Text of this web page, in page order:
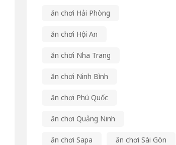
ăn chơi Hải Phòng
ăn chơi Hội An
ăn chơi Nha Trang
ăn chơi Ninh Bình
ăn chơi Phú Quốc
ăn chơi Quảng Ninh
ăn chơi Sapa ăn chơi Sài Gòn